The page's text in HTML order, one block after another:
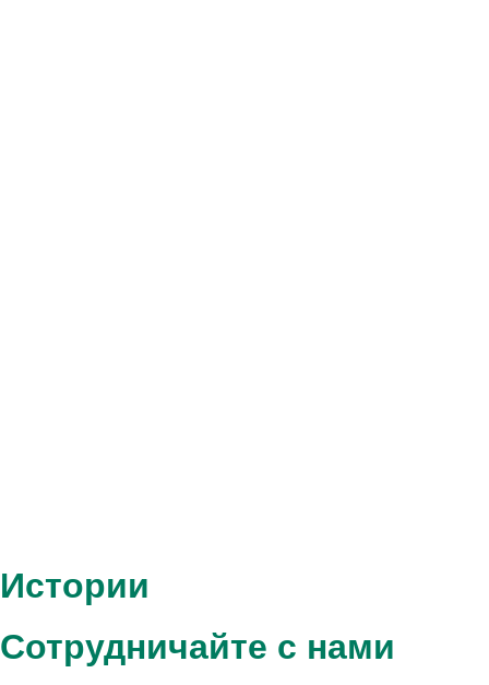
Истории
Сотрудничайте с нами